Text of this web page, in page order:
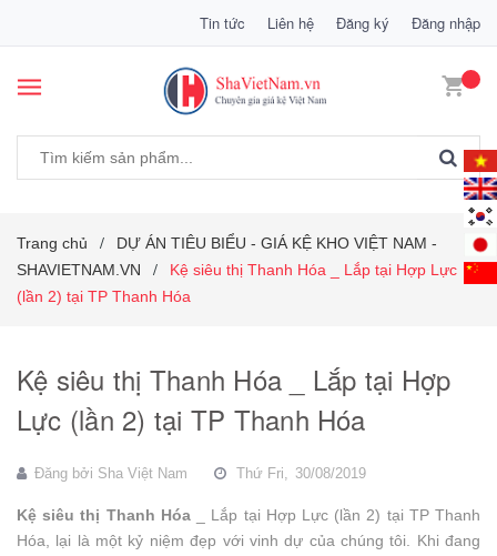
Tin tức Liên hệ Đăng ký Đăng nhập
Trang chủ /
DỰ ÁN TIÊU BIỂU - GIÁ KỆ KHO VIỆT NAM -
SHAVIETNAM.VN
/
Kệ siêu thị Thanh Hóa _ Lắp tại Hợp Lực
(lần 2) tại TP Thanh Hóa
Kệ siêu thị Thanh Hóa _ Lắp tại Hợp
Lực (lần 2) tại TP Thanh Hóa
Đăng bởi Sha Việt Nam Thứ Fri, 30/08/2019
Kệ siêu thị Thanh Hóa_ Lắp tại Hợp Lực (lần 2) tại TP Thanh
Hóa, lại là một kỷ niệm đẹp với vinh dự của chúng tôi. Khi đang